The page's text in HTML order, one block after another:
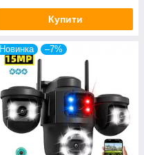
Купити
Новинка –7%